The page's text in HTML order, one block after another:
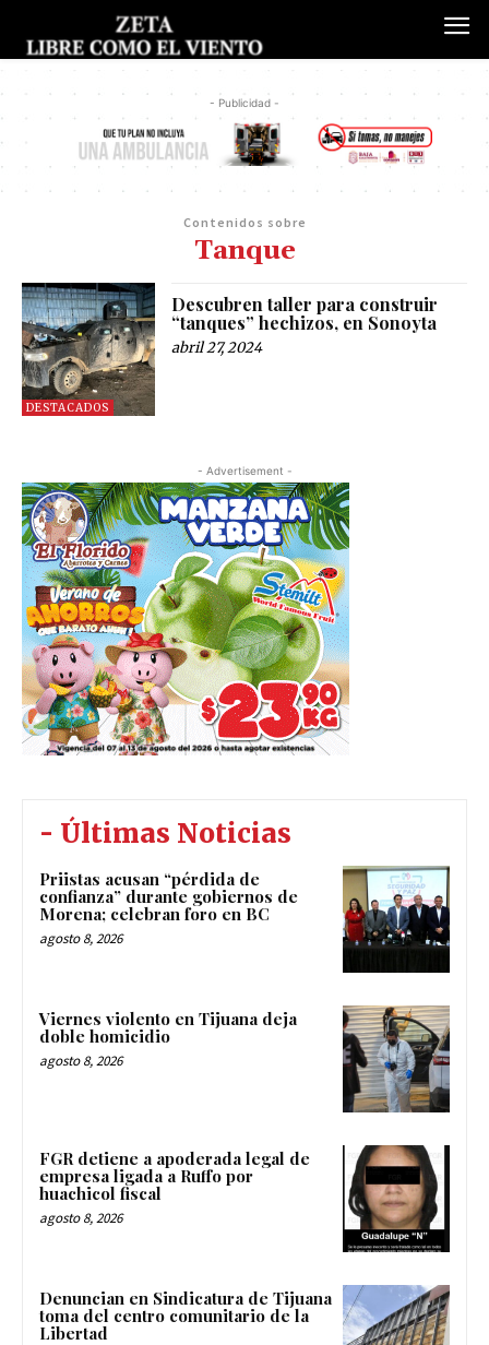
- Publicidad -
Contenidos sobre
Tanque
DESTACADOS
Descubren taller para construir
“tanques” hechizos, en Sonoyta
abril 27, 2024
- Advertisement -
- Últimas Noticias
Priistas acusan “pérdida de
confianza” durante gobiernos de
Morena; celebran foro en BC
agosto 8, 2026
Viernes violento en Tijuana deja
doble homicidio
agosto 8, 2026
FGR detiene a apoderada legal de
empresa ligada a Ruffo por
huachicol fiscal
agosto 8, 2026
Denuncian en Sindicatura de Tijuana
toma del centro comunitario de la
Libertad